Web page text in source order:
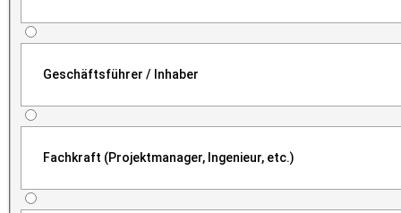
Geschäftsführer / Inhaber
Fachkraft (Projektmanager, Ingenieur, etc.)